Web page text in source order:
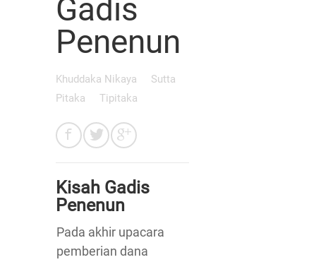
Gadis
Penenun
Khuddaka Nikaya
Sutta
Pitaka
Tipitaka
Kisah Gadis
Penenun
Pada akhir upacara
pemberian dana